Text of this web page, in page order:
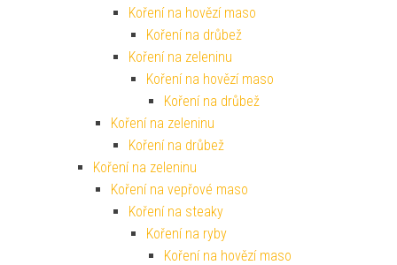
Koření na hovězí maso
Koření na drůbež
Koření na zeleninu
Koření na hovězí maso
Koření na drůbež
Koření na zeleninu
Koření na drůbež
Koření na zeleninu
Koření na vepřové maso
Koření na steaky
Koření na ryby
Koření na hovězí maso